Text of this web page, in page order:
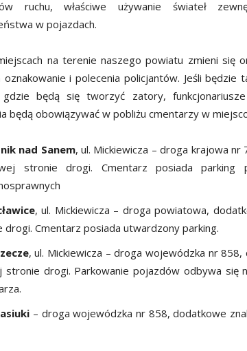
ruchu, właściwe używanie świateł
w pojazdach.
na terenie naszego powiatu zmieni się
oznakowanie i polecenia policjantów. Jeśli
będą się tworzyć zatory,
będą obowiązywać w pobliżu cmentarzy w
nad Sanem, ul. Mickiewicza – droga krajowa
stronie drogi. Cmentarz posiada parking
, ul. Mickiewicza – droga powiatowa,
drogi. Cmentarz posiada utwardzony parking.
, ul. Mickiewicza – droga wojewódzka nr
stronie drogi. Parkowanie pojazdów odbywa się
– droga wojewódzka nr 858, dodatkowe